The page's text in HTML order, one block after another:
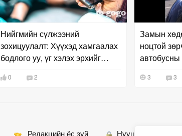
Нийгмийн сүлжээний
зохицуулалт: Хүүхэд хамгаалах
бодлого уу, үг хэлэх эрхийг
0 2
Замын
ноцтой
3 3
Редакцийн ёс зүй Нууцлалын бодлого